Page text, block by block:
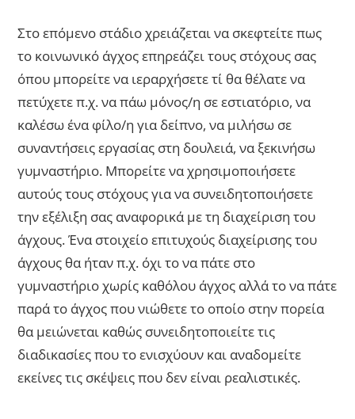
Στο επόμενο στάδιο χρειάζεται να σκεφτείτε πως
το κοινωνικό άγχος επηρεάζει τους στόχους σας
όπου μπορείτε να ιεραρχήσετε τί θα θέλατε να
πετύχετε π.χ. να πάω μόνος/η σε εστιατόριο, να
καλέσω ένα φίλο/η για δείπνο, να μιλήσω σε
συναντήσεις εργασίας στη δουλειά, να ξεκινήσω
γυμναστήριο. Μπορείτε να χρησιμοποιήσετε
αυτούς τους στόχους για να συνειδητοποιήσετε
την εξέλιξη σας αναφορικά με τη διαχείριση του
άγχους. Ένα στοιχείο επιτυχούς διαχείρισης του
άγχους θα ήταν π.χ. όχι το να πάτε στο
γυμναστήριο χωρίς καθόλου άγχος αλλά το να πάτε
παρά το άγχος που νιώθετε το οποίο στην πορεία
θα μειώνεται καθώς συνειδητοποιείτε τις
διαδικασίες που το ενισχύουν και αναδομείτε
εκείνες τις σκέψεις που δεν είναι ρεαλιστικές.